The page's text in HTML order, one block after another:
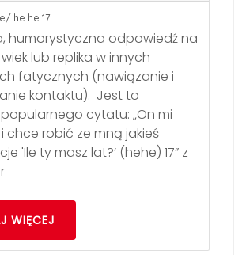
he he 17
humorystyczna odpowiedź na
lub replika w innych
fatycznych (nawiązanie i
kontaktu). Jest to
cytatu: „On mi
chce robić ze mną jakieś
'Ile ty masz lat?’ (hehe) 17” z
WIĘCEJ